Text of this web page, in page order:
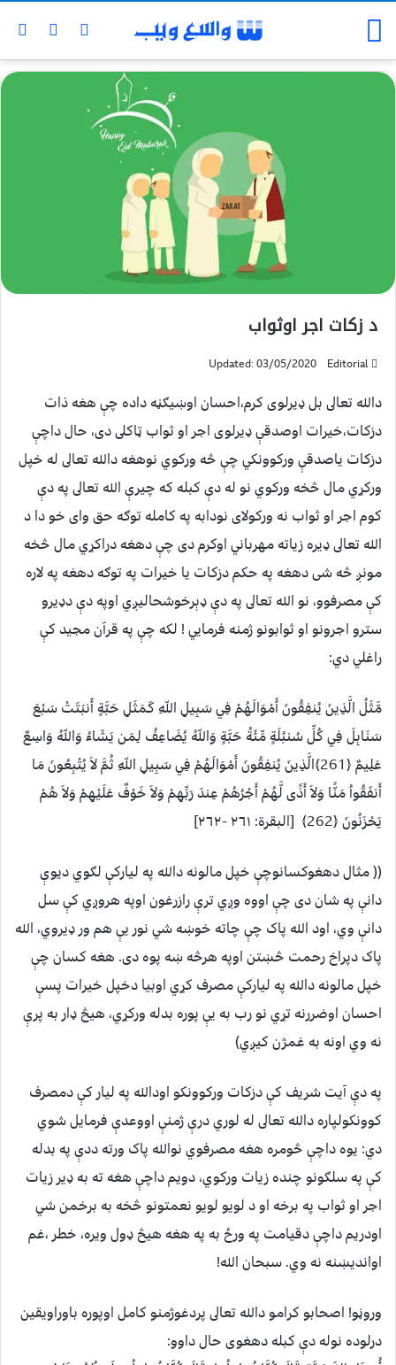
د زکات اجر اوثواب
Editorial
Updated: 03/05/2020
دالله تعالى بل ډيرلوى کرم،احسان اوښيګڼه داده چې هغه ذات
دزکات،خيرات اوصدقې ډيرلوى اجر او ثواب ټاکلى دى، حال داچې
دزکات ياصدقې ورکوونکي چې څه ورکوي نوهغه دالله تعالى له خپل
ورکړي مال څخه ورکوي نو له دې کبله که چيرې الله تعالى په دې
کوم اجر او ثواب نه ورکولاى نودابه په کامله توګه حق واى خو دا د
الله تعالى ډيره زياته مهرباني اوکرم دى چې دهغه دراکړي مال څخه
مونږ څه شى دهغه په حکم دزکات يا خيرات په توګه دهغه په لاره
کې مصرفوو، نو الله تعالى په دې ډېرخوشحاليږي اوپه دې دډيرو
سترو اجرونو او ثوابونو ژمنه فرمايي ! لکه چې په قرآن مجيد کې
راغلي دي:
مَّثَلُ الَّذِينَ يُنفِقُونَ أَمْوَالَهُمْ فِي سَبِيلِ اللّهِ كَمَثَلِ حَبَّةٍ أَنبَتَتْ سَبْعَ
سَنَابِلَ فِي كُلِّ سُنبُلَةٍ مِّئَةُ حَبَّةٍ وَاللّهُ يُضَاعِفُ لِمَن يَشَاءُ وَاللّهُ وَاسِعٌ
عَلِيمٌ ﴿261﴾الَّذِينَ يُنفِقُونَ أَمْوَالَهُمْ فِي سَبِيلِ اللّهِ ثُمَّ لاَ يُتْبِعُونَ مَا
أَنفَقُواُ مَنًّا وَلاَ أَذًى لَّهُمْ أَجْرُهُمْ عِندَ رَبِّهِمْ وَلاَ خَوْفٌ عَلَيْهِمْ وَلاَ هُمْ
يَحْزَنُونَ ﴿262﴾ [البقرة: ٢٦١ -٢٦٢]
(( مثال دهغوکسانوچې خپل مالونه دالله په ليارکې لګوي ديوې
دانې په شان دى چې اووه وږي ترې رازرغون اوپه هروږي کې سل
دانې وي، اود الله پاک چې چاته خوښه شي نور يې هم ور ډيروي، الله
پاک دپراخ رحمت څښتن اوپه هرڅه ښه پوه دى. هغه کسان چې
خپل مالونه دالله په ليارکې مصرف کړي اوبيا دخپل خيرات پسې
احسان اوضررنه تړي نو رب به يې پوره بدله ورکړي، هيڅ ډار به پرې
نه وي اونه به غمژن کيږي)
په دې آيت شريف کې دزکات ورکوونکو اودالله په ليار کې دمصرف
کوونکولپاره دالله تعالى له لوري درې ژمنې اووعدې فرمايل شوي
دي: يوه داچې څومره هغه مصرفوي نوالله پاک ورته ددې په بدله
کې په سلګونو چنده زيات ورکوي، دويم داچې هغه ته به ډير زيات
اجر او ثواب په برخه او د لويو لويو نعمتونو څخه به برخمن شي
اودريم داچې دقيامت په ورځ به په هغه هيڅ ډول ويره، خطر ،غم
اوانديښنه نه وي. سبحان الله!
وروڼو! اصحابو کرامو دالله تعالى پردغوژمنو کامل اوپوره باوراويقين
درلوده نوله دې کبله دهغوى حال داوو: